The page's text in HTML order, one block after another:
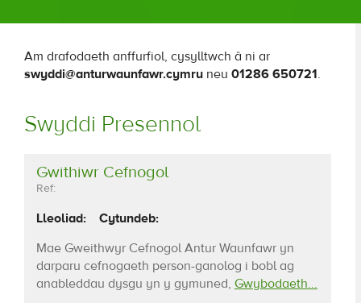
Am drafodaeth anffurfiol, cysylltwch â ni ar
swyddi@anturwaunfawr.cymru neu 01286 650721.
Swyddi Presennol
Gwithiwr Cefnogol
Ref:
Lleoliad:
Cytundeb:
Mae Gweithwyr Cefnogol Antur Waunfawr yn
darparu cefnogaeth person-ganolog i bobl ag
anableddau dysgu yn y gymuned, Gwybodaeth...